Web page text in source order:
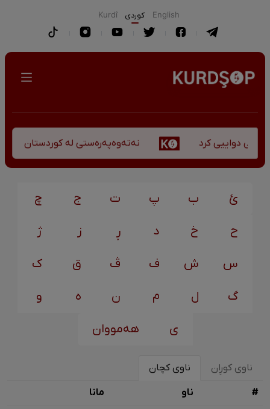
English كوردی Kurdî
دواییی کرد نەتەوەپەرەستی لە کوردستان -
ئ ب پ ت ج چ
ح خ د ڕ ز ژ
س ش ف ڤ ق ک
گ ل م ن ه و
ی هەمووان
ناوی کوڕان ناوی کچان
# ناو مانا